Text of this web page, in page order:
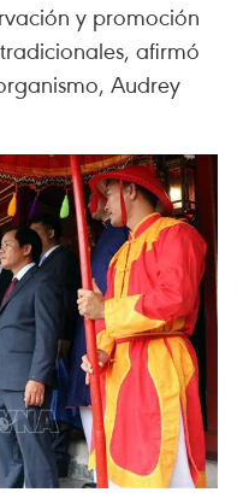
y promoción
afirmó
Audrey